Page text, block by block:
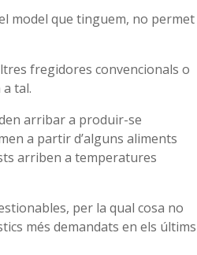
model que tinguem, no permet
fregidores convencionals o
tal.
arribar a produir-se
a partir d’alguns aliments
arriben a temperatures
per la qual cosa no
més demandats en els últims